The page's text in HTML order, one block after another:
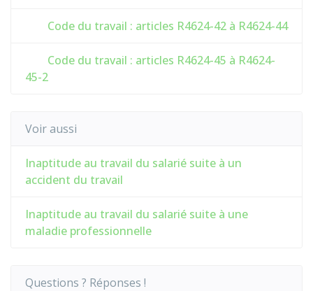
Code du travail : articles R4624-42 à R4624-44
Code du travail : articles R4624-45 à R4624-
45-2
Voir aussi
Inaptitude au travail du salarié suite à un
accident du travail
Inaptitude au travail du salarié suite à une
maladie professionnelle
Questions ? Réponses !